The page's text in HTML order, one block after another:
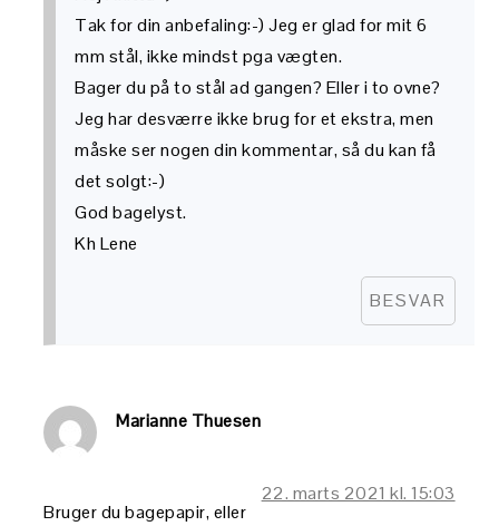
Tak for din anbefaling:-) Jeg er glad for mit 6
mm stål, ikke mindst pga vægten.
Bager du på to stål ad gangen? Eller i to ovne?
Jeg har desværre ikke brug for et ekstra, men
måske ser nogen din kommentar, så du kan få
det solgt:-)
God bagelyst.
Kh Lene
BESVAR
Marianne Thuesen
22. marts 2021 kl. 15:03
Bruger du bagepapir, eller